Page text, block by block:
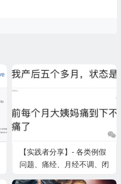
【实践者分享】- 各类例假
问题、痛经、月经不调、闭